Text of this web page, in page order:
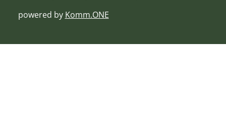
powered by Komm.ONE